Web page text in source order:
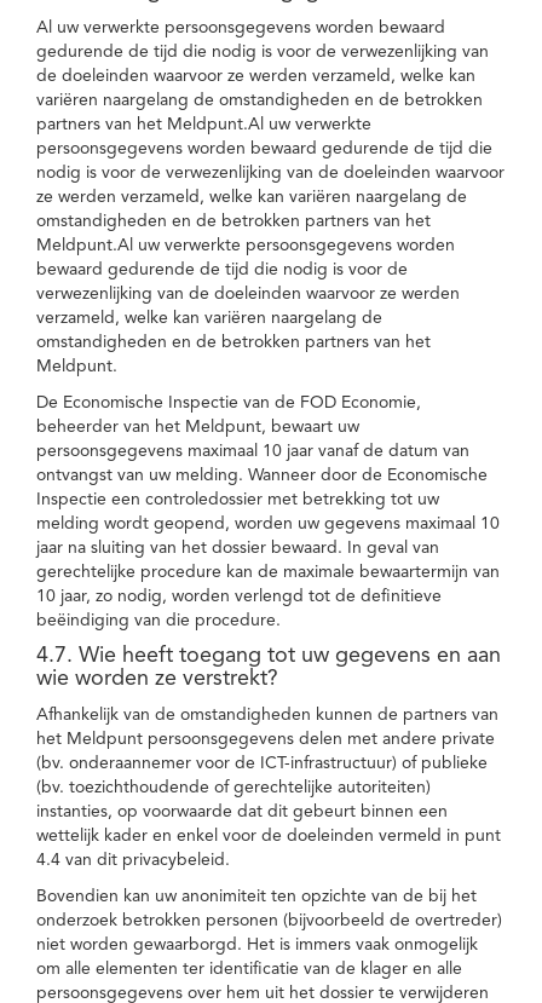
Al uw verwerkte persoonsgegevens worden bewaard
gedurende de tijd die nodig is voor de verwezenlijking van
de doeleinden waarvoor ze werden verzameld, welke kan
variëren naargelang de omstandigheden en de betrokken
partners van het Meldpunt.Al uw verwerkte
persoonsgegevens worden bewaard gedurende de tijd die
nodig is voor de verwezenlijking van de doeleinden waarvoor
ze werden verzameld, welke kan variëren naargelang de
omstandigheden en de betrokken partners van het
Meldpunt.Al uw verwerkte persoonsgegevens worden
bewaard gedurende de tijd die nodig is voor de
verwezenlijking van de doeleinden waarvoor ze werden
verzameld, welke kan variëren naargelang de
omstandigheden en de betrokken partners van het
Meldpunt.
De Economische Inspectie van de FOD Economie,
beheerder van het Meldpunt, bewaart uw
persoonsgegevens maximaal 10 jaar vanaf de datum van
ontvangst van uw melding. Wanneer door de Economische
Inspectie een controledossier met betrekking tot uw
melding wordt geopend, worden uw gegevens maximaal 10
jaar na sluiting van het dossier bewaard. In geval van
gerechtelijke procedure kan de maximale bewaartermijn van
10 jaar, zo nodig, worden verlengd tot de definitieve
beëindiging van die procedure.
4.7. Wie heeft toegang tot uw gegevens en aan
wie worden ze verstrekt?
Afhankelijk van de omstandigheden kunnen de partners van
het Meldpunt persoonsgegevens delen met andere private
(bv. onderaannemer voor de ICT-infrastructuur) of publieke
(bv. toezichthoudende of gerechtelijke autoriteiten)
instanties, op voorwaarde dat dit gebeurt binnen een
wettelijk kader en enkel voor de doeleinden vermeld in punt
4.4 van dit privacybeleid.
Bovendien kan uw anonimiteit ten opzichte van de bij het
onderzoek betrokken personen (bijvoorbeeld de overtreder)
niet worden gewaarborgd. Het is immers vaak onmogelijk
om alle elementen ter identificatie van de klager en alle
persoonsgegevens over hem uit het dossier te verwijderen